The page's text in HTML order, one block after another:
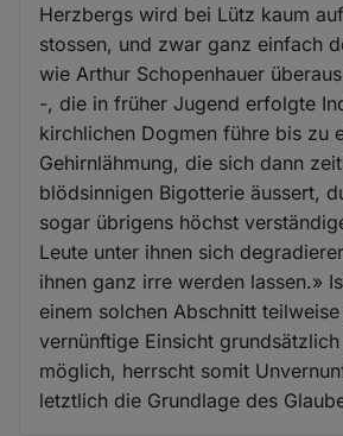
Herzbergs wird bei Lütz kaum
stossen, und zwar ganz einfach
wie Arthur Schopenhauer
-, die in früher Jugend erfolgte
kirchlichen Dogmen führe bis zu
Gehirnlähmung, die sich dann
blödsinnigen Bigotterie äussert,
sogar übrigens höchst
Leute unter ihnen sich
ihnen ganz irre werden lassen.»
einem solchen Abschnitt
vernünftige Einsicht
möglich, herrscht somit
letztlich die Grundlage des